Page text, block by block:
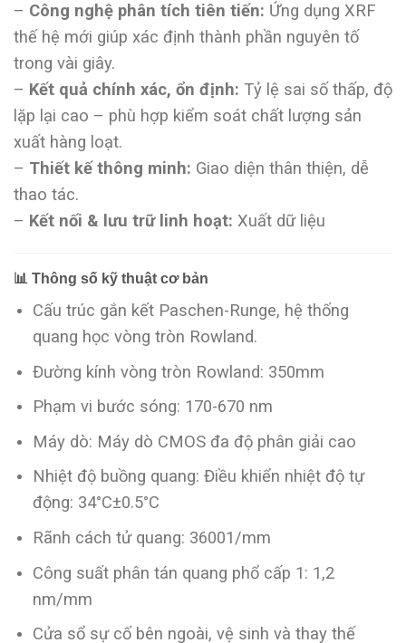
– Công nghệ phân tích tiên tiến: Ứng dụng XRF
thế hệ mới giúp xác định thành phần nguyên tố
trong vài giây.
– Kết quả chính xác, ổn định: Tỷ lệ sai số thấp, độ
lặp lại cao – phù hợp kiểm soát chất lượng sản
xuất hàng loạt.
– Thiết kế thông minh: Giao diện thân thiện, dễ
thao tác.
– Kết nối & lưu trữ linh hoạt: Xuất dữ liệu
📊 Thông số kỹ thuật cơ bản
Cấu trúc gắn kết Paschen-Runge, hệ thống
quang học vòng tròn Rowland.
Đường kính vòng tròn Rowland: 350mm
Phạm vi bước sóng: 170-670 nm
Máy dò: Máy dò CMOS đa độ phân giải cao
Nhiệt độ buồng quang: Điều khiển nhiệt độ tự
động: 34°C±0.5°C
Rãnh cách tử quang: 36001/mm
Công suất phân tán quang phổ cấp 1: 1,2
nm/mm
Cửa sổ sự cố bên ngoài, vệ sinh và thay thế